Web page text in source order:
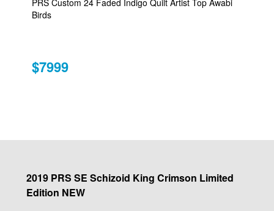
Birds
$7999
2019 PRS SE Schizoid King Crimson Limited
Edition NEW